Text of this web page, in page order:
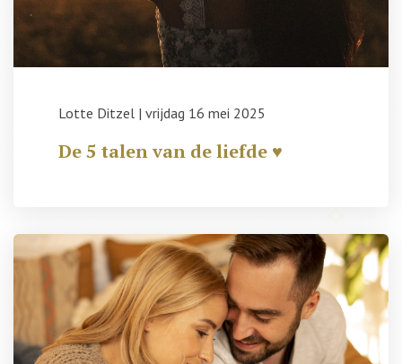
Lotte Ditzel | vrijdag 16 mei 2025
De 5 talen van de liefde ♥️